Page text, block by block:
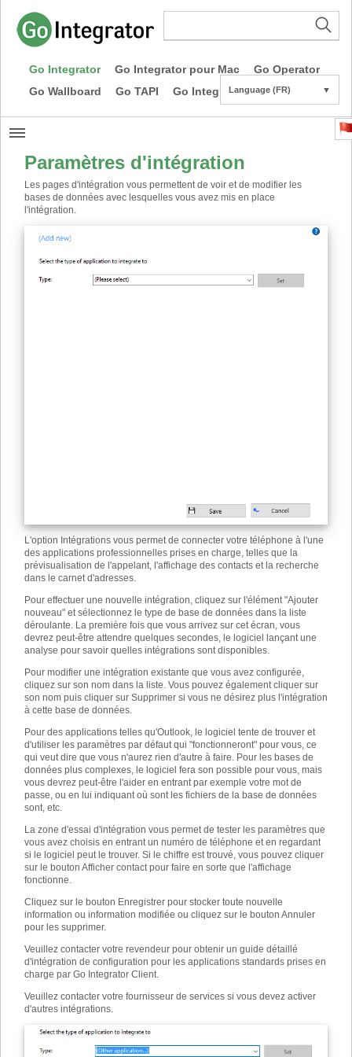
Go Integrator Go Integrator pour Mac
Go Operator
Go Wallboard
Go TAPI Go Integrator CE
Language (FR) ▼
Paramètres d'intégration
Les pages d'intégration vous permettent de voir et de modifier les
bases de données avec lesquelles vous avez mis en place
l'intégration.
L'option Intégrations vous permet de connecter votre téléphone à l'une
des applications professionnelles prises en charge, telles que la
prévisualisation de l'appelant, l'affichage des contacts et la recherche
dans le carnet d'adresses.
Pour effectuer une nouvelle intégration, cliquez sur l'élément "Ajouter
nouveau" et sélectionnez le type de base de données dans la liste
déroulante. La première fois que vous arrivez sur cet écran, vous
devrez peut-être attendre quelques secondes, le logiciel lançant une
analyse pour savoir quelles intégrations sont disponibles.
Pour modifier une intégration existante que vous avez configurée,
cliquez sur son nom dans la liste. Vous pouvez également cliquer sur
son nom puis cliquer sur Supprimer si vous ne désirez plus l'intégration
à cette base de données.
Pour des applications telles qu'Outlook, le logiciel tente de trouver et
d'utiliser les paramètres par défaut qui "fonctionneront" pour vous, ce
qui veut dire que vous n'aurez rien d'autre à faire. Pour les bases de
données plus complexes, le logiciel fera son possible pour vous, mais
vous devrez peut-être l'aider en entrant par exemple votre mot de
passe, ou en lui indiquant où sont les fichiers de la base de données
sont, etc.
La zone d'essai d'intégration vous permet de tester les paramètres que
vous avez choisis en entrant un numéro de téléphone et en regardant
si le logiciel peut le trouver. Si le chiffre est trouvé, vous pouvez cliquer
sur le bouton Afficher contact pour faire en sorte que l'affichage
fonctionne.
Cliquez sur le bouton Enregistrer pour stocker toute nouvelle
information ou information modifiée ou cliquez sur le bouton Annuler
pour les supprimer.
Veuillez contacter votre revendeur pour obtenir un guide détaillé
d'intégration de configuration pour les applications standards prises en
charge par Go Integrator Client.
Veuillez contacter votre fournisseur de services si vous devez activer
d'autres intégrations.